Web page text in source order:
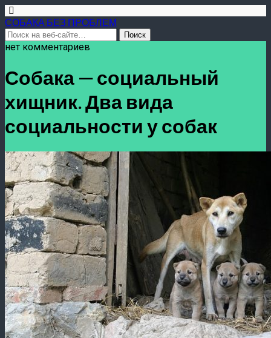
СОБАКА БЕЗ ПРОБЛЕМ
нет комментариев
Собака — социальный
хищник. Два вида
социальности у собак